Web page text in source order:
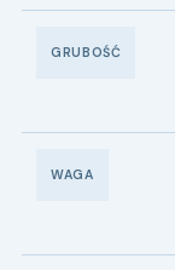
GRUBOŚĆ
WAGA